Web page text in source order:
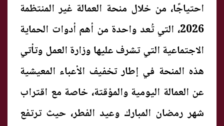
احتياجًا، من خلال منحة العمالة غير المنتظمة
2026، التي تُعد واحدة من أهم أدوات الحماية
الاجتماعية التي تشرف عليها وزارة العمل وتأتي
هذه المنحة في إطار تخفيف الأعباء المعيشية
عن العمالة اليومية والمؤقتة، خاصة مع اقتراب
شهر رمضان المبارك وعيد الفطر، حيث ترتفع